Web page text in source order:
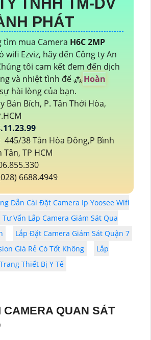
PHÁT
tìm mua Camera H6C 2MP
wifi Ezviz, hãy đến Công ty An
tôi cam kết đem đến dịch
và nhiệt tình để ⁂Hoàn
sự hài lòng của bạn.
Bán Bích, P. Tân Thới Hòa,
445/38 Tân Hòa Đông,P Bình
TP HCM
6688.4949
Dẫn Cài Đặt Camera Ip Yoosee Wifi
Tư Vấn Lắp Camera Giám Sát Qua
Lắp Đặt Camera Giám Sát Quận 7
Giá Rẻ Có Tốt Không
Lắp
Thiết Bị Y Tế
CAMERA QUAN SÁT